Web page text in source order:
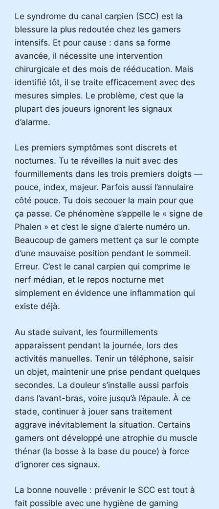
Le syndrome du canal carpien (SCC) est la
blessure la plus redoutée chez les gamers
intensifs. Et pour cause : dans sa forme
avancée, il nécessite une intervention
chirurgicale et des mois de rééducation. Mais
identifié tôt, il se traite efficacement avec des
mesures simples. Le problème, c’est que la
plupart des joueurs ignorent les signaux
d’alarme.
Les premiers symptômes sont discrets et
nocturnes. Tu te réveilles la nuit avec des
fourmillements dans les trois premiers doigts —
pouce, index, majeur. Parfois aussi l’annulaire
côté pouce. Tu dois secouer la main pour que
ça passe. Ce phénomène s’appelle le « signe de
Phalen » et c’est le signe d’alerte numéro un.
Beaucoup de gamers mettent ça sur le compte
d’une mauvaise position pendant le sommeil.
Erreur. C’est le canal carpien qui comprime le
nerf médian, et le repos nocturne met
simplement en évidence une inflammation qui
existe déjà.
Au stade suivant, les fourmillements
apparaissent pendant la journée, lors des
activités manuelles. Tenir un téléphone, saisir
un objet, maintenir une prise pendant quelques
secondes. La douleur s’installe aussi parfois
dans l’avant-bras, voire jusqu’à l’épaule. À ce
stade, continuer à jouer sans traitement
aggrave inévitablement la situation. Certains
gamers ont développé une atrophie du muscle
thénar (la bosse à la base du pouce) à force
d’ignorer ces signaux.
La bonne nouvelle : prévenir le SCC est tout à
fait possible avec une hygiène de gaming